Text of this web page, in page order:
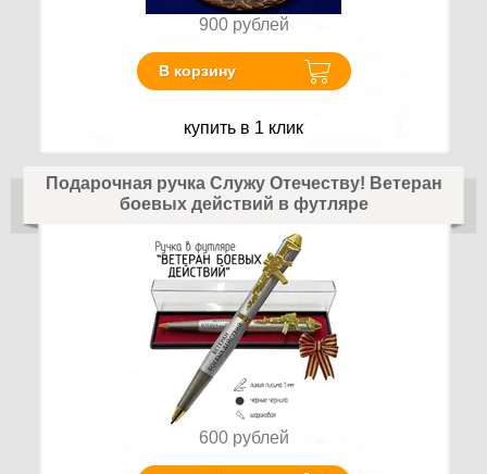
900 рублей
В корзину
купить в 1 клик
Подарочная ручка Служу Отечеству! Ветеран
боевых действий в футляре
600 рублей